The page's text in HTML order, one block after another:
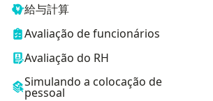
給与計算
Avaliação de funcionários
Avaliação do RH
Simulando a colocação de
pessoal